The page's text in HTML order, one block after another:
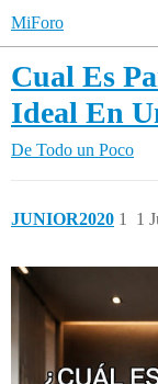
MiForo
Cual Es
Ideal En
De Todo un Poco
JUNIOR2020 1
1